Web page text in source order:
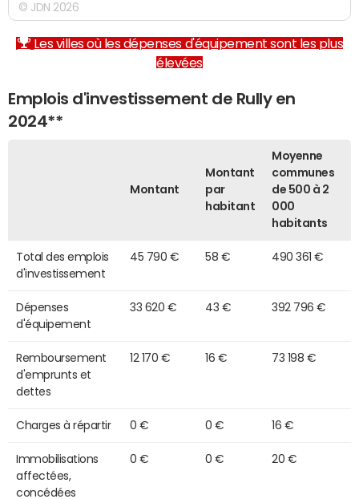
© JDN 2026
Les villes où les dépenses d'équipement sont les plus
élevées
Emplois d'investissement de Rully en
2024**
Montant
Montant
par
habitant
Moyenne
communes
de 500 à 2
000
habitants
Total des emplois
d'investissement
45 790 € 58 € 490 361 €
Dépenses
d'équipement
33 620 € 43 € 392 796 €
Remboursement
d'emprunts et
dettes
12 170 € 16 € 73 198 €
Charges à répartir 0 € 0 € 16 €
Immobilisations
affectées,
concédées
0 € 0 € 20 €